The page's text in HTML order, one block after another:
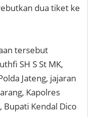
dua tiket ke
tersebut
SH S St MK,
Jateng, jajaran
Kapolres
Bupati Kendal Dico